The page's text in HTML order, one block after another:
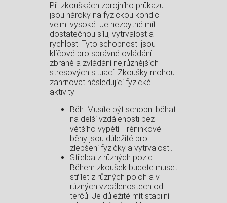
Při zkouškách zbrojního průkazu
jsou nároky na fyzickou kondici
velmi vysoké. Je nezbytné mít
dostatečnou sílu, vytrvalost a
rychlost. Tyto schopnosti jsou
klíčové pro správné ovládání
zbraně a zvládání nejrůznějších
stresových situací. Zkoušky mohou
zahrnovat následující fyzické
aktivity:
Běh: Musíte být schopni běhat
na delší vzdálenosti bez
většího vypětí. Tréninkové
běhy jsou důležité pro
zlepšení fyzičky a vytrvalosti.
Střelba z různých pozic:
Během zkoušek budete muset
střílet z různých poloh a v
různých vzdálenostech od
terčů. Je důležité mít stabilní